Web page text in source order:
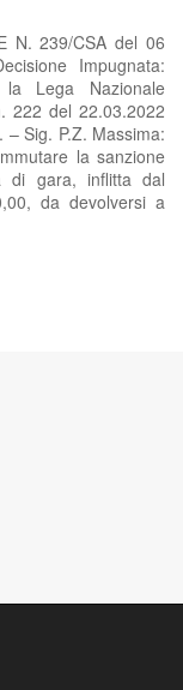
N. 239/CSA del 06
Impugnata:
Lega Nazionale
222 del 22.03.2022
– Sig. P.Z. Massima:
la sanzione
di gara, inflitta dal
da devolversi a